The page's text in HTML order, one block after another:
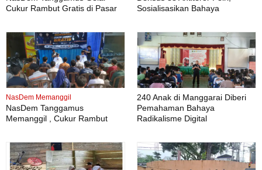
Cukur Rambut Gratis di Pasar
Sosialisasikan Bahaya
(IRET), Pada 339 siswa kelas XI
dan XII MAN Manggarai Barat
NasDem Memanggil
NasDem Tanggamus
Memanggil , Cukur Rambut
240 Anak di Manggarai Diberi
Pemahaman Bahaya
Radikalisme Digital